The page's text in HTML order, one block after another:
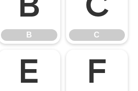
B
B
C
C
E F